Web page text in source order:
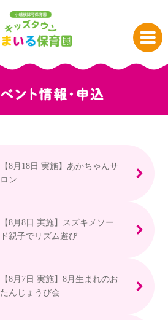
【8月18日 実施】あかちゃんサ
ロン
【8月8日 実施】スズキメソー
ド親子でリズム遊び
【8月7日 実施】8月生まれのお
たんじょうび会